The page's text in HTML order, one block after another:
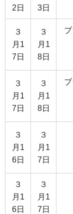
2日
3日
３
月1
7日
３
月1
8日
３
月1
7日
３
月1
8日
３
月1
6日
３
月1
7日
３
月1
6日
３
月1
7日